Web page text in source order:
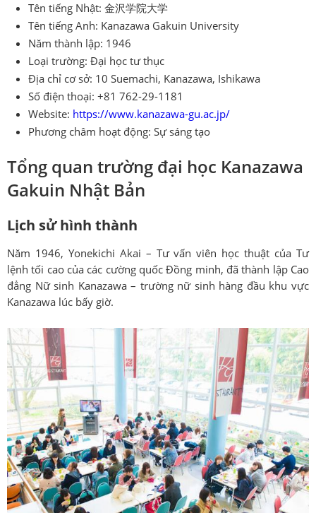
Tên tiếng Nhật: 金沢学院大学
Tên tiếng Anh: Kanazawa Gakuin University
Năm thành lập: 1946
Loại trường: Đại học tư thục
Địa chỉ cơ sở: 10 Suemachi, Kanazawa, Ishikawa
Số điện thoại: +81 762-29-1181
Website: https://www.kanazawa-gu.ac.jp/
Phương châm hoạt động: Sự sáng tạo
Tổng quan trường đại học Kanazawa
Gakuin Nhật Bản
Lịch sử hình thành
Năm 1946, Yonekichi Akai – Tư vấn viên học thuật của Tư
lệnh tối cao của các cường quốc Đồng minh, đã thành lập Cao
đẳng Nữ sinh Kanazawa – trường nữ sinh hàng đầu khu vực
Kanazawa lúc bấy giờ.